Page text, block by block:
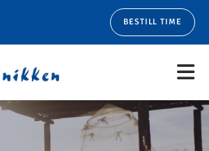
BESTILL TIME